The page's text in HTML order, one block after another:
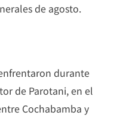
de agosto.
durante
de Parotani, en el
Cochabamba y